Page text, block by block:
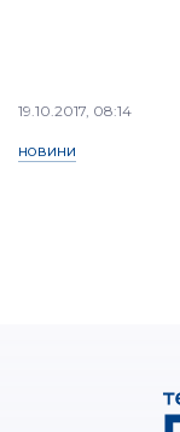
19.10.2017, 08:14
НОВИНИ